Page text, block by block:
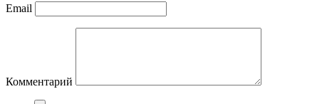
Email
Комментарий